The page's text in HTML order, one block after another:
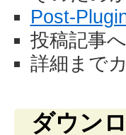
Post-
投稿記事
詳細まで
ダウン